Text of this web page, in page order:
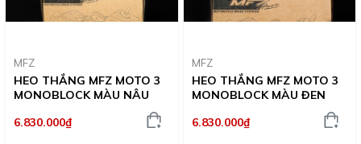
MFZ
HEO THẮNG MFZ MOTO 3
MONOBLOCK MÀU NÂU
6.830.000₫
MFZ
HEO THẮNG MFZ MOTO 3
MONOBLOCK MÀU ĐEN
6.830.000₫